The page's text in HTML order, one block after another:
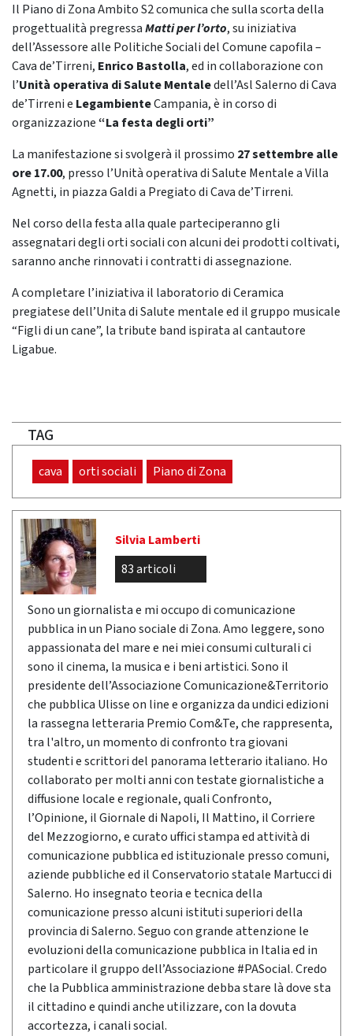
Il Piano di Zona Ambito S2 comunica che sulla scorta della
progettualità pregressaMatti per l’orto, su iniziativa
dell’Assessore alle Politiche Sociali del Comune capofila –
Cava de’Tirreni, Enrico Bastolla, ed in collaborazione con
l’Unità operativa di Salute Mentaledell’Asl Salerno di Cava
de’Tirreni e LegambienteCampania, è in corso di
organizzazione“La festa degli orti”
La manifestazione si svolgerà il prossimo 27 settembre alle
ore 17.00, presso l’Unità operativa di Salute Mentale a Villa
Agnetti, in piazza Galdi a Pregiato di Cava de’Tirreni.
Nel corso della festa alla quale parteciperanno gli
assegnatari degli orti sociali con alcuni dei prodotti coltivati,
saranno anche rinnovati i contratti di assegnazione.
A completare l’iniziativa il laboratorio di Ceramica
pregiatese dell’Unita di Salute mentale ed il gruppo musicale
“Figli di un cane”, la tribute band ispirata al cantautore
Ligabue.
TAG
cava orti sociali Piano di Zona
Silvia Lamberti
83 articoli
Sono un giornalista e mi occupo di comunicazione
pubblica in un Piano sociale di Zona. Amo leggere, sono
appassionata del mare e nei miei consumi culturali ci
sono il cinema, la musica e i beni artistici. Sono il
presidente dell’Associazione Comunicazione&Territorio
che pubblica Ulisse on line e organizza da undici edizioni
la rassegna letteraria Premio Com&Te, che rappresenta,
tra l'altro, un momento di confronto tra giovani
studenti e scrittori del panorama letterario italiano. Ho
collaborato per molti anni con testate giornalistiche a
diffusione locale e regionale, quali Confronto,
l’Opinione, il Giornale di Napoli, Il Mattino, il Corriere
del Mezzogiorno, e curato uffici stampa ed attività di
comunicazione pubblica ed istituzionale presso comuni,
aziende pubbliche ed il Conservatorio statale Martucci di
Salerno. Ho insegnato teoria e tecnica della
comunicazione presso alcuni istituti superiori della
provincia di Salerno. Seguo con grande attenzione le
evoluzioni della comunicazione pubblica in Italia ed in
particolare il gruppo dell’Associazione #PASocial. Credo
che la Pubblica amministrazione debba stare là dove sta
il cittadino e quindi anche utilizzare, con la dovuta
accortezza, i canali social.